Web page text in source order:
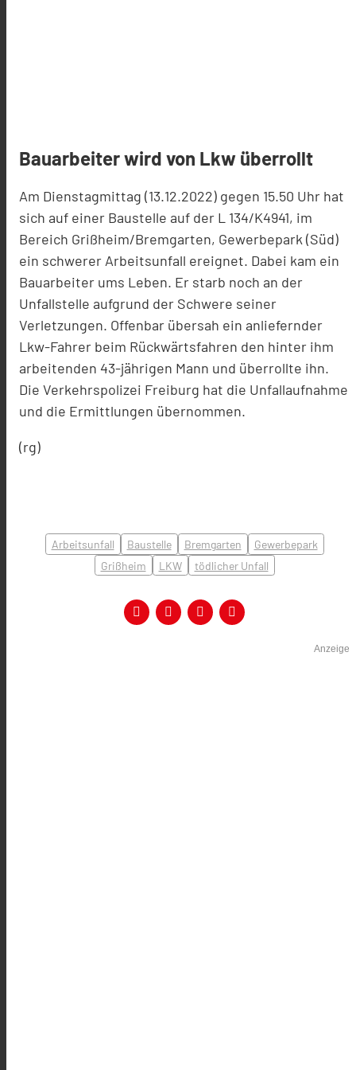
Bauarbeiter wird von Lkw überrollt
Am Dienstagmittag (13.12.2022) gegen 15.50 Uhr hat
sich auf einer Baustelle auf der L 134/K4941, im
Bereich Grißheim/Bremgarten, Gewerbepark (Süd)
ein schwerer Arbeitsunfall ereignet. Dabei kam ein
Bauarbeiter ums Leben. Er starb noch an der
Unfallstelle aufgrund der Schwere seiner
Verletzungen. Offenbar übersah ein anliefernder
Lkw-Fahrer beim Rückwärtsfahren den hinter ihm
arbeitenden 43-jährigen Mann und überrollte ihn.
Die Verkehrspolizei Freiburg hat die Unfallaufnahme
und die Ermittlungen übernommen.
(rg)
Arbeitsunfall Baustelle Bremgarten
Gewerbepark
Grißheim
LKW tödlicher Unfall
Anzeige